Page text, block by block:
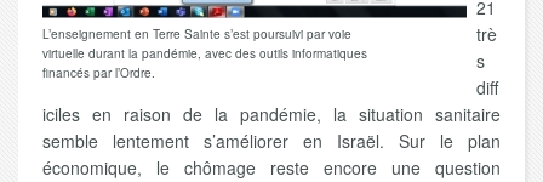
L’enseignement en Terre Sainte s’est poursuivi par voie
virtuelle durant la pandémie, avec des outils informatiques
financés par l’Ordre.
21
trè
s
diff
iciles en raison de la pandémie, la situation sanitaire
semble lentement s’améliorer en Israël. Sur le plan
économique, le chômage reste encore une question